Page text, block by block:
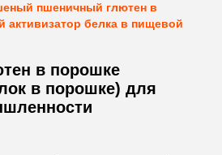
пшеничный глютен в
активизатор белка в пищевой
в порошке
в порошке) для